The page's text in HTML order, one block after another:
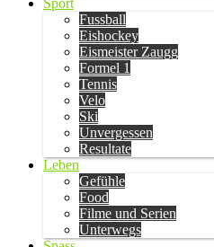
Sport
Fussball
Eishockey
Eismeister Zaugg
Formel 1
Tennis
Velo
Ski
Unvergessen
Resultate
Leben
Gefühle
Food
Filme und Serien
Unterwegs